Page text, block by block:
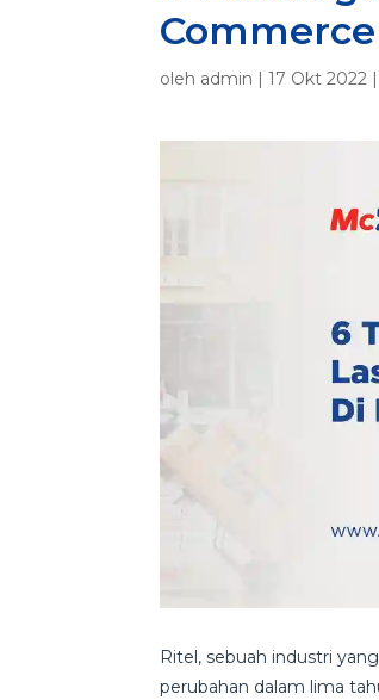
Commerce
oleh admin |17 Okt 2022 |
Ritel, sebuah industri
perubahan dalam lima